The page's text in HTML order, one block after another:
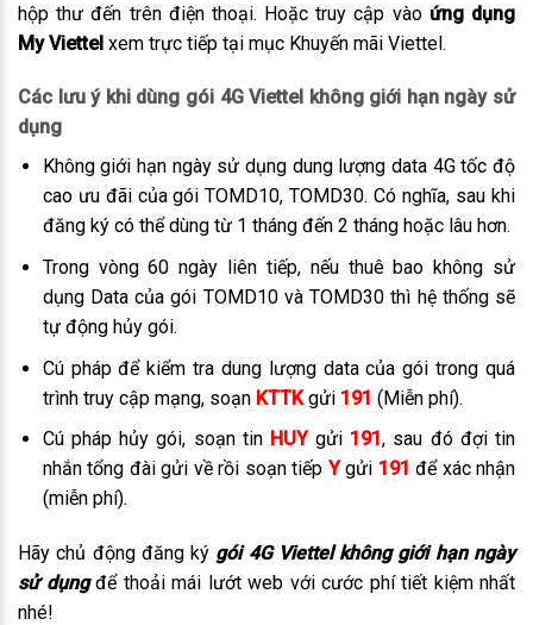
hộp thư đến trên điện thoại. Hoặc truy cập vào ứng dụng
My Viettel xem trực tiếp tại mục Khuyến mãi Viettel.
Các lưu ý khi dùng gói 4G Viettel không giới hạn ngày sử
dụng
Không giới hạn ngày sử dụng dung lượng data 4G tốc độ
cao ưu đãi của gói TOMD10, TOMD30. Có nghĩa, sau khi
đăng ký có thể dùng từ 1 tháng đến 2 tháng hoặc lâu hơn.
Trong vòng 60 ngày liên tiếp, nếu thuê bao không sử
dụng Data của gói TOMD10 và TOMD30 thì hệ thống sẽ
tự động hủy gói.
Cú pháp để kiểm tra dung lượng data của gói trong quá
trình truy cập mạng, soạn KTTKgửi 191 (Miễn phí).
Cú pháp hủy gói, soạn tin HUYgửi 191, sau đó đợi tin
nhắn tổng đài gửi về rồi soạn tiếp Ygửi 191 để xác nhận
(miễn phí).
Hãy chủ động đăng ký gói 4G Viettel không giới hạn ngày
sử dụngđể thoải mái lướt web với cước phí tiết kiệm nhất
nhé!